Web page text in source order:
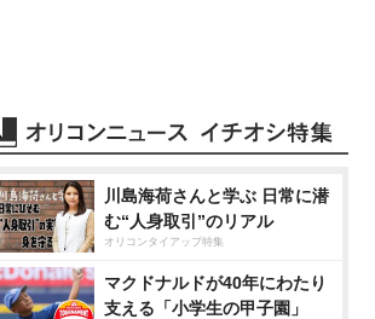
川島海荷さんと学ぶ 日常に潜
む“人身取引”のリアル
オリコンタイアップ特集
マクドナルドが40年にわたり
支える「小学生の甲子園」